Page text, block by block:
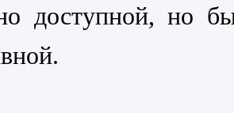
доступной, но